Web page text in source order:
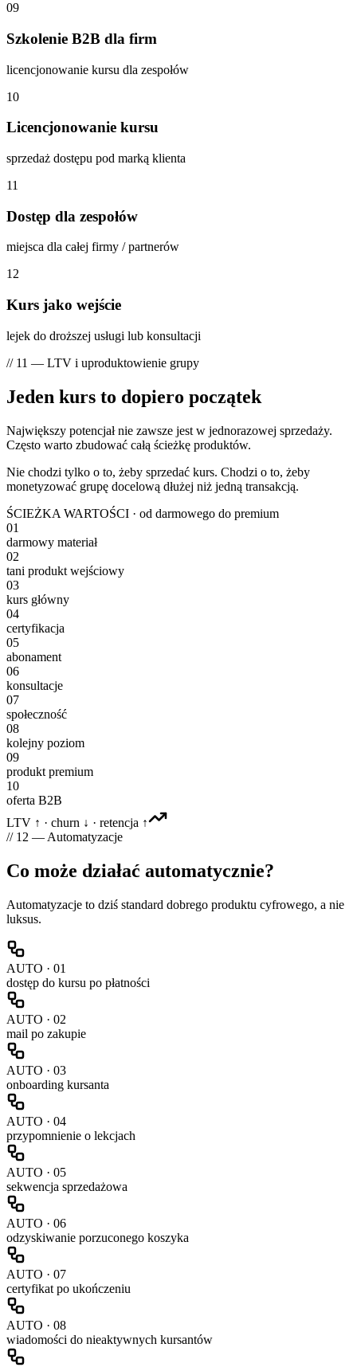
09
Szkolenie B2B dla firm
licencjonowanie kursu dla zespołów
10
Licencjonowanie kursu
sprzedaż dostępu pod marką klienta
11
Dostęp dla zespołów
miejsca dla całej firmy / partnerów
12
Kurs jako wejście
lejek do droższej usługi lub konsultacji
// 11 — LTV i uproduktowienie grupy
Jeden kurs to dopiero początek
Największy potencjał nie zawsze jest w jednorazowej sprzedaży.
Często warto zbudować całą ścieżkę produktów.
Nie chodzi tylko o to, żeby sprzedać kurs. Chodzi o to, żeby
monetyzować grupę docelową dłużej niż jedną transakcją.
ŚCIEŻKA WARTOŚCI · od darmowego do premium
01
darmowy materiał
02
tani produkt wejściowy
03
kurs główny
04
certyfikacja
05
abonament
06
konsultacje
07
społeczność
08
kolejny poziom
09
produkt premium
10
oferta B2B
LTV ↑ · churn ↓ · retencja ↑
// 12 — Automatyzacje
Co może działać automatycznie?
Automatyzacje to dziś standard dobrego produktu cyfrowego, a nie
luksus.
AUTO · 01
dostęp do kursu po płatności
AUTO · 02
mail po zakupie
AUTO · 03
onboarding kursanta
AUTO · 04
przypomnienie o lekcjach
AUTO · 05
sekwencja sprzedażowa
AUTO · 06
odzyskiwanie porzuconego koszyka
AUTO · 07
certyfikat po ukończeniu
AUTO · 08
wiadomości do nieaktywnych kursantów